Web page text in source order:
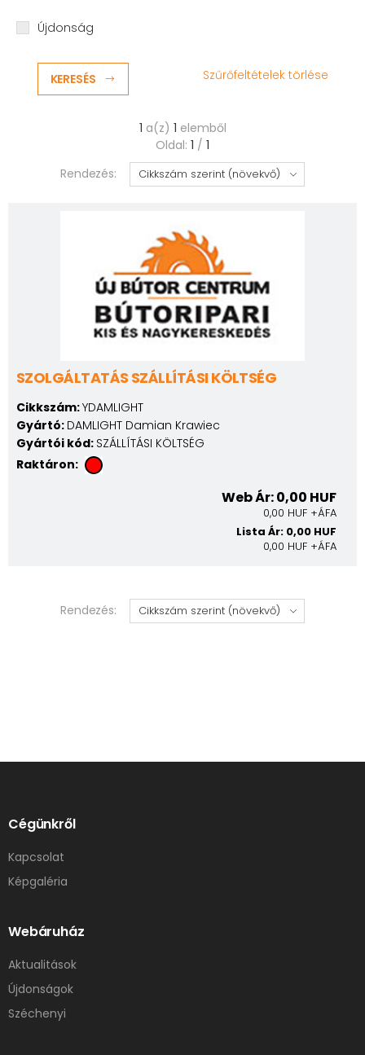
Újdonság
KERESÉS Szűrőfeltételek törlése
1 a(z) 1 elemből
Oldal: 1 / 1
Rendezés:
SZOLGÁLTATÁS SZÁLLÍTÁSI KÖLTSÉG
Cikkszám:YDAMLIGHT
Gyártó: DAMLIGHT Damian Krawiec
Gyártói kód: SZÁLLÍTÁSI KÖLTSÉG
Raktáron:
Web Ár: 0,00 HUF
0,00 HUF +ÁFA
Lista Ár: 0,00 HUF
0,00 HUF +ÁFA
Rendezés:
Cégünkről
Kapcsolat
Képgaléria
Webáruház
Aktualitások
Újdonságok
Széchenyi